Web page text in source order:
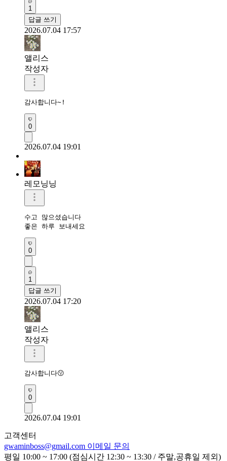
1
답글 쓰기
2026.07.04 17:57
앨리스
작성자
감사합니다~!
0
2026.07.04 19:01
레모닝닝
수고 많으셨습니다
좋은 하루 보내세요
0
1
답글 쓰기
2026.07.04 17:20
앨리스
작성자
감사합니다😗
0
2026.07.04 19:01
고객센터
gwaminboss@gmail.com 이메일 문의
평일 10:00 ~ 17:00 (점심시간 12:30 ~ 13:30 / 주말,공휴일 제외)